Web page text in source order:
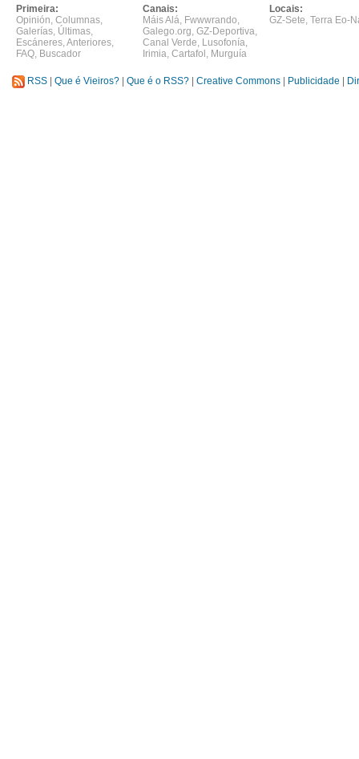
Primeira:
Opinión, Columnas,
Galerías, Últimas,
Escáneres,Anteriores,
FAQ, Buscador
Canais:
Máis Alá, Fwwwrando,
Galego.org, GZ-Deportiva,
Canal Verde, Lusofonía,
Irimia, Cartafol , Murguía
Locais:
GZ-Sete, Terra Eo-
RSS Que é Vieiros? Que é o RSS? Creative Commons Publicidade